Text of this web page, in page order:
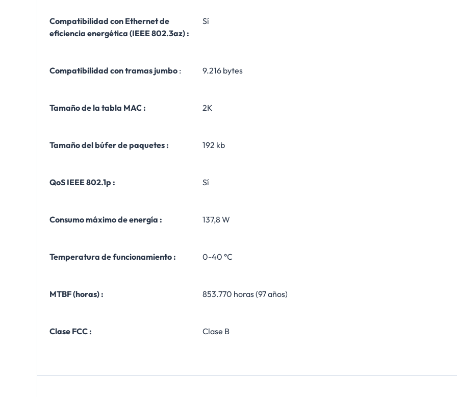
Compatibilidad con Ethernet de
eficiencia energética (IEEE 802.3az) :
Sí
Compatibilidad con tramas jumbo : 9.216 bytes
Tamaño de la tabla MAC : 2K
Tamaño del búfer de paquetes : 192 kb
QoS IEEE 802.1p : Sí
Consumo máximo de energía : 137,8 W
Temperatura de funcionamiento : 0-40 °C
MTBF (horas) : 853.770 horas (97 años)
Clase FCC : Clase B